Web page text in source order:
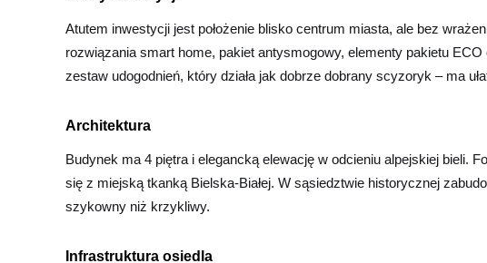
Atutem inwestycji jest położenie blisko centrum miasta, ale bez
rozwiązania smart home, pakiet antysmogowy, elementy pakietu
zestaw udogodnień, który działa jak dobrze dobrany scyzoryk – ma
Architektura
Budynek ma 4 piętra i elegancką elewację w odcieniu alpejskiej bieli.
się z miejską tkanką Bielska-Białej. W sąsiedztwie historycznej
szykowny niż krzykliwy.
Infrastruktura osiedla